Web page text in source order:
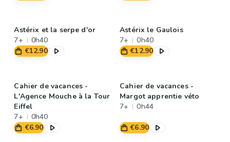
Astérix et la serpe d'or
7+
0h40
€12.90
Astérix le Gaulois
7+
0h40
€12.90
Cahier de vacances -
L'Agence Mouche à la Tour
Eiffel
7+
0h40
€6.90
Cahier de vacances -
Margot apprentie véto
7+
0h44
€6.90